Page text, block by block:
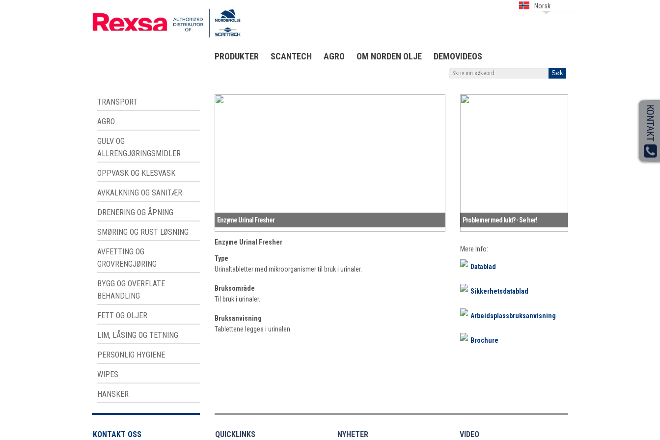
Norsk
PRODUKTER SCANTECH AGRO OM NORDEN OLJE DEMOVIDEOS
TRANSPORT
AGRO
GULV OG
ALLRENGJØRINGSMIDLER
OPPVASK OG KLESVASK
AVKALKNING OG SANITÆR
DRENERING OG ÅPNING
SMØRING OG RUST LØSNING
AVFETTING OG
GROVRENGJØRING
BYGG OG OVERFLATE
BEHANDLING
FETT OG OLJER
LIM, LÅSING OG TETNING
PERSONLIG HYGIENE
WIPES
HANSKER
Enzyme Urinal Fresher
Enzyme Urinal Fresher
Type
Urinaltabletter med mikroorganismer til bruk i urinaler.
Bruksområde
Til bruk i urinaler.
Bruksanvisning
Tablettene legges i urinalen.
Problemer med lukt? - Se her!
Mere Info:
Datablad
Sikkerhetsdatablad
Arbeidsplassbruksanvisning
Brochure
KONTAKT OSS QUICKLINKS NYHETER VIDEO